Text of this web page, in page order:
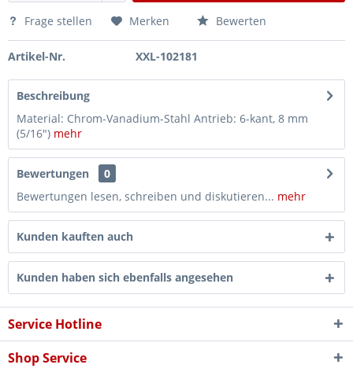
Frage stellen Merken Bewerten
Artikel-Nr. XXL-102181
Beschreibung
Material: Chrom-Vanadium-Stahl Antrieb: 6-kant, 8 mm
(5/16″) mehr
Bewertungen
0
Bewertungen lesen, schreiben und diskutieren... mehr
Kunden kauften auch
Kunden haben sich ebenfalls angesehen
Service Hotline
Shop Service